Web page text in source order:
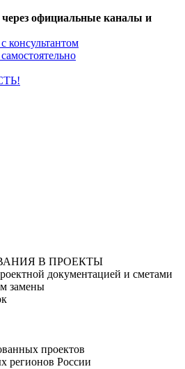
официальные каналы и
консультантом
В ПРОЕКТЫ
документацией и сметами
замены
проектов
регионов России